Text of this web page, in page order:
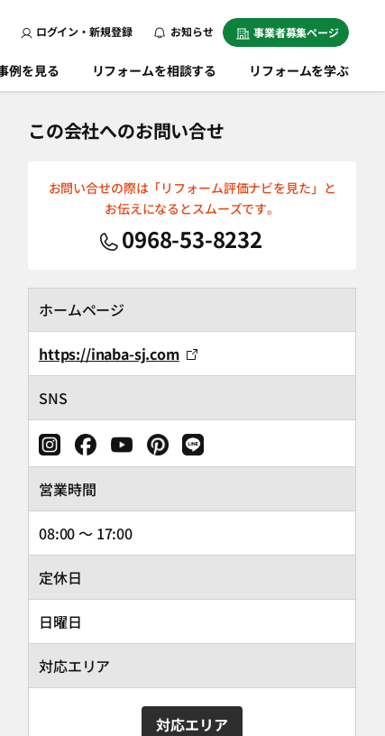
ログイン・新規登録 お知らせ 事業者募集ページ
例を見る リフォームを相談する リフォームを学ぶ
この会社へのお問い合せ
お問い合せの際は「リフォーム評価ナビを見た」と
お伝えになるとスムーズです。
0968-53-8232
ホームページ
https://inaba-sj.com
SNS
営業時間
08:00 ～ 17:00
定休日
日曜日
対応エリア
対応エリア